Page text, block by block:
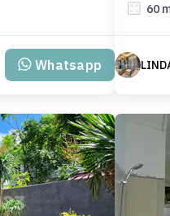
Whatsapp
60